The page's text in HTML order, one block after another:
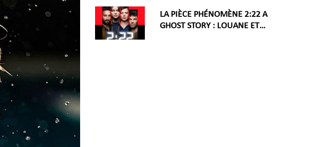
LA PIÈCE PHÉNOMÈNE 2:22 A
GHOST STORY : LOUANE ET